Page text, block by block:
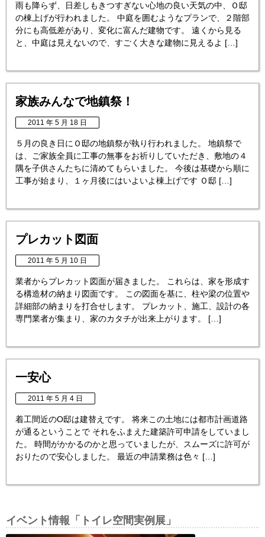
雨も降らず、日差しもきつすぎない心地の良い天気の中、Ｏ邸
の棟上げが行われました。 中庭を囲むようなプランで、２階部
分にも高低差があり、変化に富んだ建物です。 遠くから見る
と、中庭は見えないので、すごく大きな建物に見えるよ […]
家族みんなで地鎮祭！
2011 年 5 月 18 日
５月の良き日にＯ邸の地鎮祭が執り行われました。 地鎮祭で
は、ご家族全員に工事の無事をお祈りしていただき、敷地の４
隅を子供さんたちに清めてもらいました。 今後は基礎から順に
工事が始まり、１ヶ月後にはいよいよ棟上げです Ｏ邸 […]
プレカット図面
2011 年 5 月 10 日
業者からプレカット図面が届きました。 これらは、家を形成す
る構造材の納まり図面です。 この図面を基に、柱や梁の位置や
詳細部の納まりを打合せします。 プレカット、施工、設計の各
専門業者が集まり、家のカタチが出来上がります。 […]
一安心
2011 年 5 月 4 日
着工間近のO邸は建替えです。 将来この土地には都市計画道路
が通るということで それをふまえた建築許可申請をしていまし
た。 時間がかかるのかと思っていましたが、スムーズに許可が
おりたので安心しました。 最近の申請業務は色々 […]
イベント情報「トイレ空間実例展」